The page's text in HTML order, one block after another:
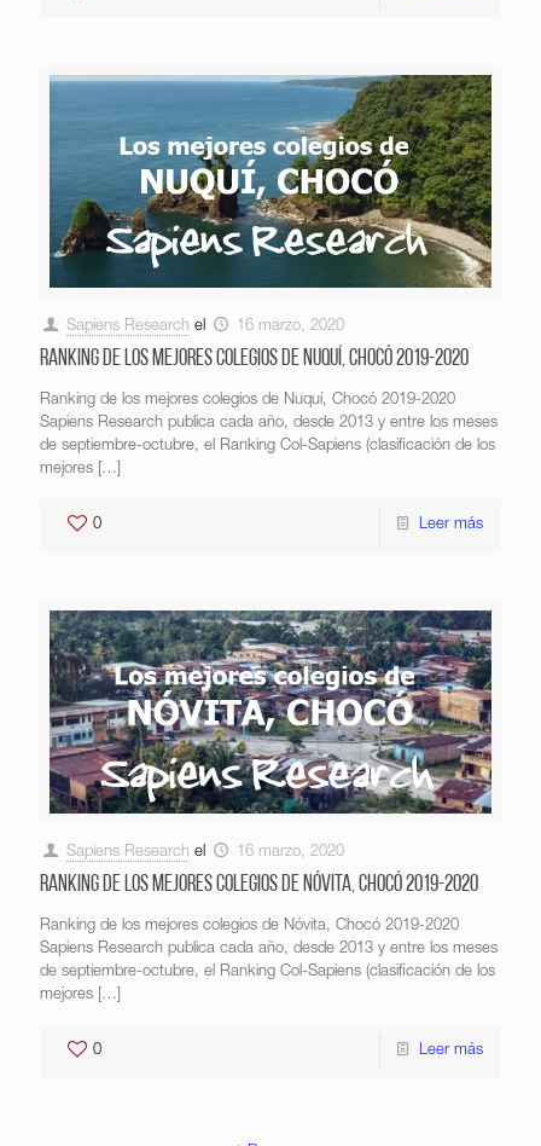
Sapiens Research el 16 marzo, 2020
Ranking de los mejores colegios de Nuquí, Chocó 2019-2020
Ranking de los mejores colegios de Nuquí, Chocó 2019-2020
Sapiens Research publica cada año, desde 2013 y entre los meses
de septiembre-octubre, el Ranking Col-Sapiens (clasificación de los
mejores […]
0 Leer más
Sapiens Research el 16 marzo, 2020
Ranking de los mejores colegios de Nóvita, Chocó 2019-2020
Ranking de los mejores colegios de Nóvita, Chocó 2019-2020
Sapiens Research publica cada año, desde 2013 y entre los meses
de septiembre-octubre, el Ranking Col-Sapiens (clasificación de los
mejores […]
0 Leer más